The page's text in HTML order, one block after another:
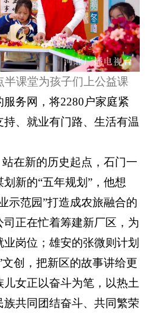
半课堂为孩子们上公益课
务网，将2280户家庭紧
、就业有门路、生活有温
站在新的历史起点，石门一
新的“五年规划”，他想
示范园”打造成农旅融合的
正在忙着筹建新厂区，为
岗位；雄安的张微则计划
创，把新区的故事讲给更
女正以奋斗为笔，以热土
族共同团结奋斗、共同繁荣